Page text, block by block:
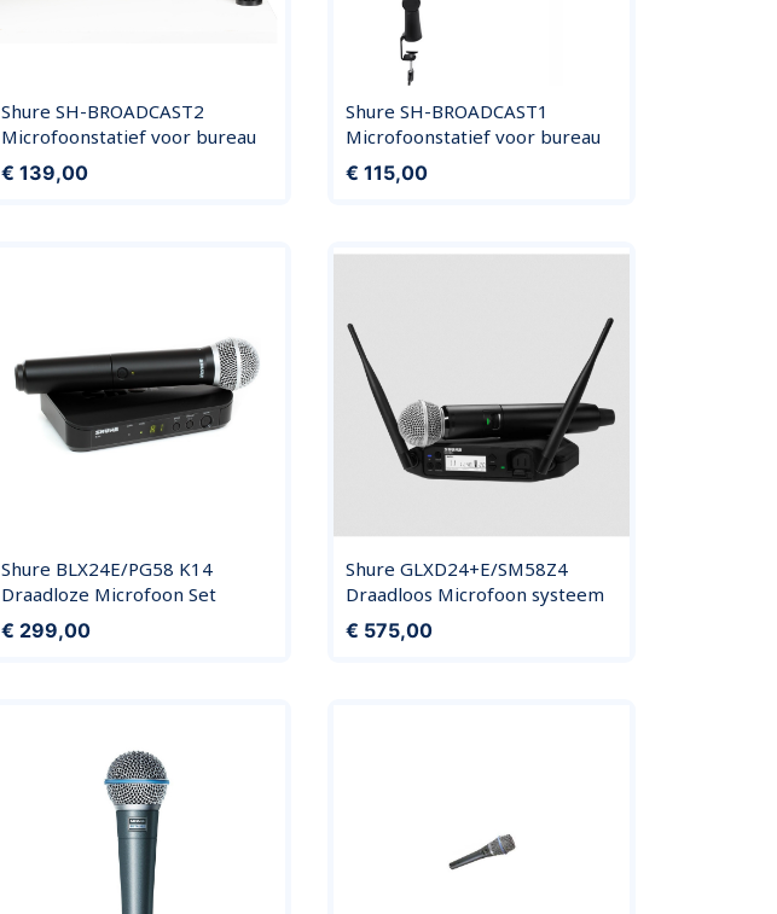
Shure SH-BROADCAST2
Microfoonstatief voor bureau
Prijs
€ 139,00
Shure SH-BROADCAST1
Microfoonstatief voor bureau
Prijs
€ 115,00
Shure BLX24E/PG58 K14
Draadloze Microfoon Set
Prijs
€ 299,00
Shure GLXD24+E/SM58Z4
Draadloos Microfoon systeem
Prijs
€ 575,00